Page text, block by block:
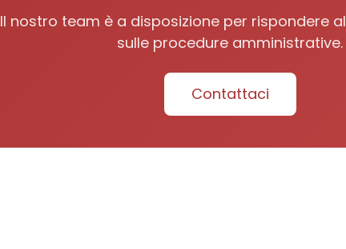
Il nostro team è a disposizione per rispondere
sulle procedure amministrative.
Contattaci